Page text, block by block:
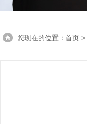
您现在的位置： 首页 >